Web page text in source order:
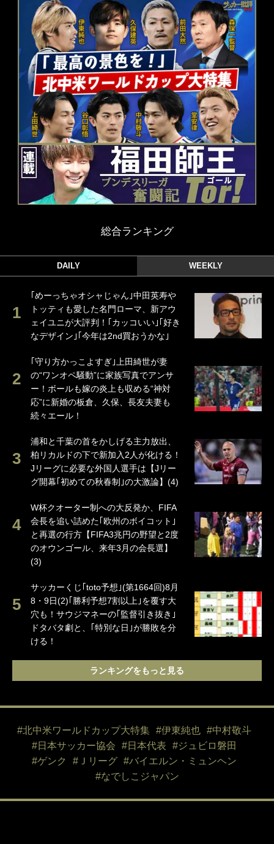
総合ランキング
DAILY WEEKLY
｢めーっちゃオシャじゃん｣中田英寿や
トッティも愛した名門ローマ、新アウ
ェイユニが大評判！｢カッコいい｣｢好き
なデザイン｣｢今年は2nd買おうかな｣
｢守り方かっこよすぎ｣上田綺世が妻
の“ワンオペ騒動”に家族写真でアンサ
ー！ボールも嫁の炎上も収める“神対
応”に新婚の板倉、久保、長友夫妻も
続々エール！
浦和と千葉の首をかしげる主力放出、
柏リカルドの下で新加入2人が化ける！
Jリーグに必要な外国人選手は【Jリー
グ開幕｢初めての秋春制｣の大激論】(4)
W杯クオーター制への大反発か、FIFA
会長を追い詰めた｢欧州のボイコット｣
と再選の行方【FIFA3兆円の野望と2度
のオウンゴール、来年3月の会長選】
(3)
サッカーくじ｢toto予想｣(第1664回)8月
8・9日(2)｢勝利予想7割以上｣を覆す大
穴も！サウジマネーの｢監督引き抜き｣
ドタバタ劇と、｢特別な日｣が勝敗を分
ける！
ランキングをもっと見る
#北中米ワールドカップ大特集 #伊東純也
#中村敬斗
#日本サッカー協会
#日本代表
#ジュビロ磐田
#ゲンク
#Ｊリーグ
#バイエルン・ミュンヘン
#なでしこジャパン